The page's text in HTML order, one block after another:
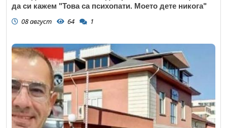
да си кажем "Това са психопати. Моето дете никога"
08 август 64 1